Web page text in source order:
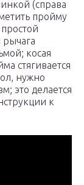
(справа
пройму
косая
стягивается
нужно
это делается
к